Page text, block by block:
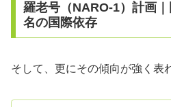
羅老号（NARO-1）計画
名の国際依存
そして、更にその傾向が強く表